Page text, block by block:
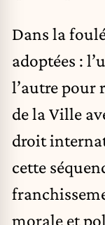
Dans la
adoptées :
l’autre pour
de la Ville
droit
cette
morale et